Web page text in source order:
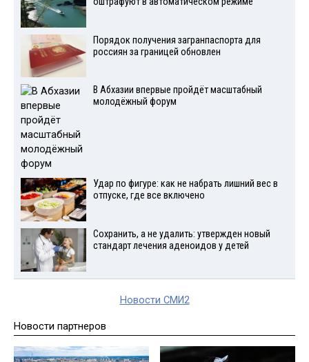
Порядок получения загранпаспорта для
россиян за границей обновлен
В Абхазии впервые пройдёт масштабный
молодёжный форум
Удар по фигуре: как не набрать лишний вес в
отпуске, где все включено
Сохранить, а не удалить: утвержден новый
стандарт лечения аденоидов у детей
Новости СМИ2
Новости партнеров